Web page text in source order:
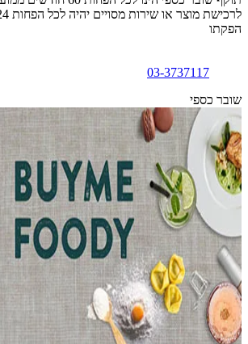
הפקתו
03-3737117
שובר כספי